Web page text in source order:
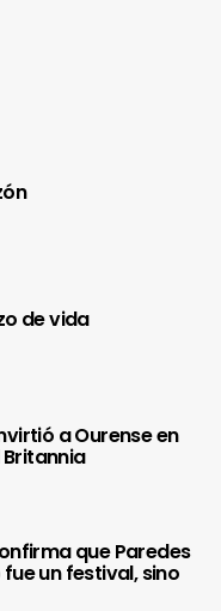
de vida
a Ourense en
que Paredes
un festival, sino